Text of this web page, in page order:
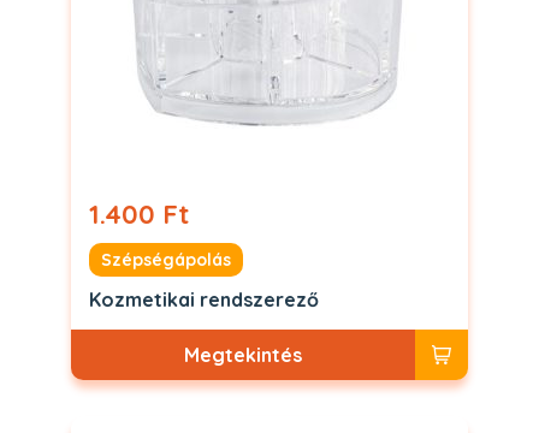
1.400 Ft
Szépségápolás
Kozmetikai rendszerező
Megtekintés